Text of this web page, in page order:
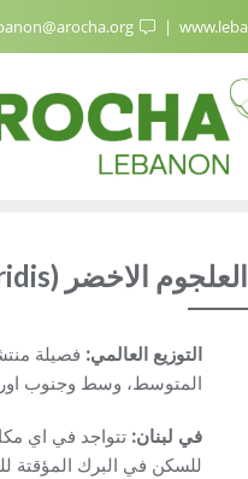
العلجوم الاخضر (Bufo viridis)
التوزيع العالمي: فصيلة
المتوسط، وسط وجنوب
في لبنان: تتواجد في اي
للسكن في البرك المؤقتة